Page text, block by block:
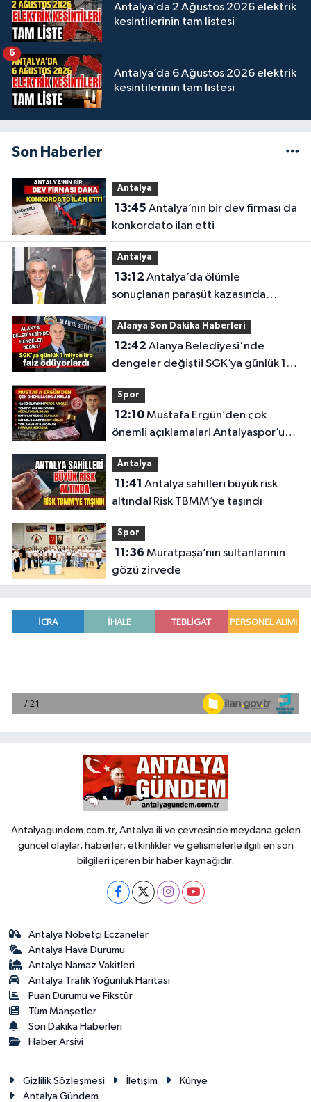
Antalya’da 2 Ağustos 2026 elektrik
kesintilerinin tam listesi
Antalya’da 6 Ağustos 2026 elektrik
kesintilerinin tam listesi
6
Son Haberler
Antalya
13:45
konkordato ilan etti
Antalya
13:12
sonuçlanan paraşüt kazasında
gözler Necati Topaloğlu’nun
oğlunda
Alanya Son Dakika Haberleri
12:42
dengeler değişti! SGK’ya günlük 1
milyon lira faiz ödüyorlardı
Spor
12:10Mustafa Ergün’den çok
önemli açıklamalar! Antalyaspor’un
merak edilenlerini anlattı
Antalya
11:41
altında! Risk TBMM’ye taşındı
Spor
11:36
gözü zirvede
Antalyagundem.com.tr, Antalya ili ve çevresinde meydana gelen
güncel olaylar, haberler, etkinlikler ve gelişmelerle ilgili en son
bilgileri içeren bir haber kaynağıdır.
Antalya Nöbetçi Eczaneler
Antalya Hava Durumu
Antalya Namaz Vakitleri
Antalya Trafik Yoğunluk Haritası
Puan Durumu ve Fikstür
Tüm Manşetler
Son Dakika Haberleri
Haber Arşivi
Gizlilik Sözleşmesi İletişim
Künye
Antalya Gündem